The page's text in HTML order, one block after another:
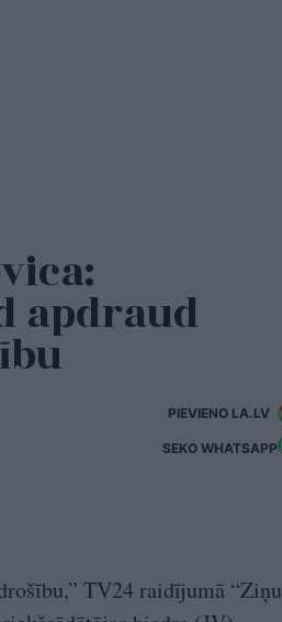
apdraud
PIEVIENO LA.LV
SEKO WHATSAPP
TV24 raidījumā “Ziņu